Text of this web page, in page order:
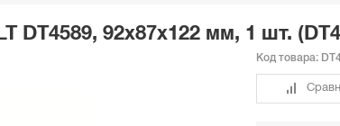
DT4589, 92x87x122 мм, 1 шт.
Код товара: